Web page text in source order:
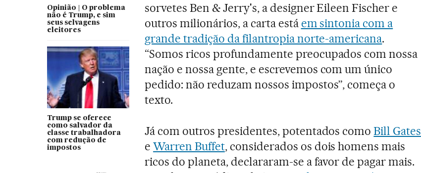
Opinião | O problema
não é Trump, e sim
seus selvagens
eleitores
Trump se oferece
como salvador da
classe trabalhadora
com redução de
impostos
sorvetes Ben & Jerry's, a designer Eileen Fischer e
outros milionários, a carta está em sintonia com a
grande tradição da filantropia norte-americana.
“Somos ricos profundamente preocupados com nossa
nação e nossa gente, e escrevemos com um único
pedido: não reduzam nossos impostos”, começa o
texto.
Já com outros presidentes, potentados comoBill Gates
eWarren Buffet, considerados os dois homens mais
ricos do planeta, declararam-se a favor de pagar mais.